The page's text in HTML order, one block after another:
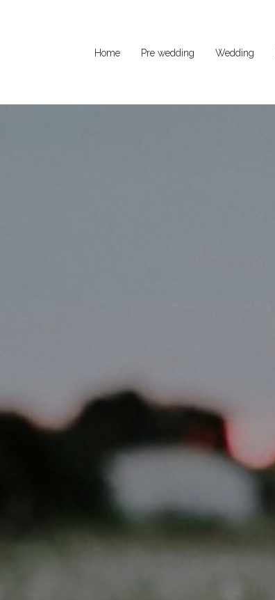
Home Pre wedding Wedding